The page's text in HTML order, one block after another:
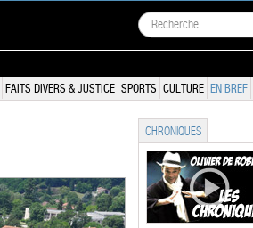
FAITS DIVERS & JUSTICE SPORTS CULTURE EN BREF
CHRONIQUES